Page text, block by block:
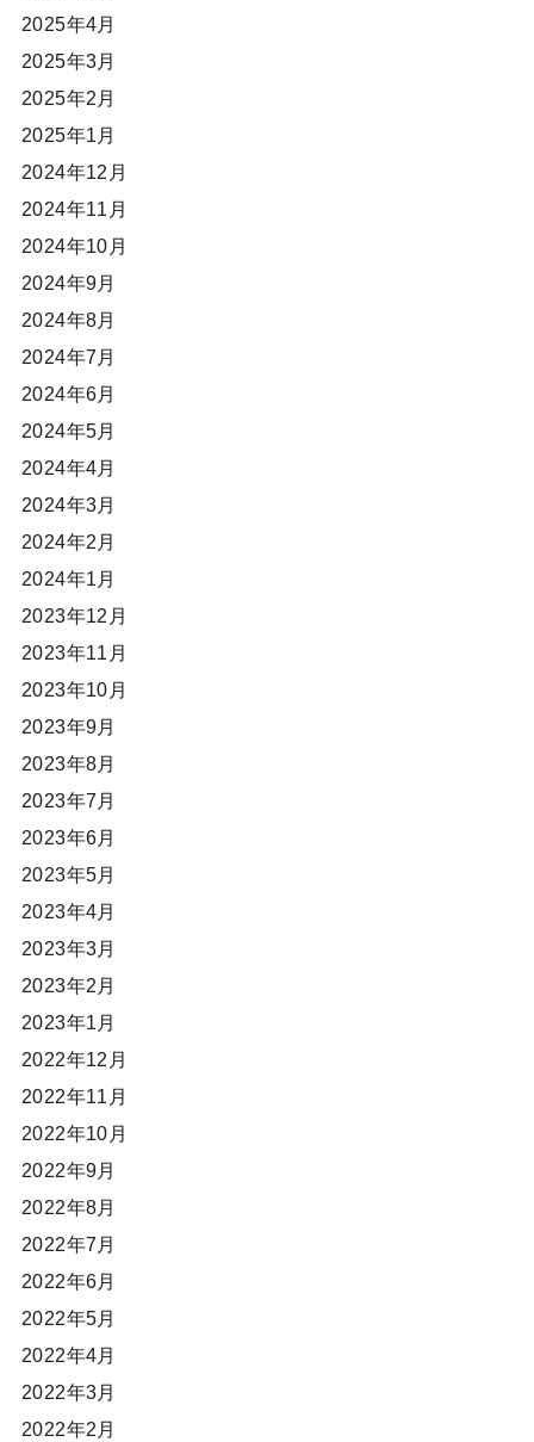
2025年4月
2025年3月
2025年2月
2025年1月
2024年12月
2024年11月
2024年10月
2024年9月
2024年8月
2024年7月
2024年6月
2024年5月
2024年4月
2024年3月
2024年2月
2024年1月
2023年12月
2023年11月
2023年10月
2023年9月
2023年8月
2023年7月
2023年6月
2023年5月
2023年4月
2023年3月
2023年2月
2023年1月
2022年12月
2022年11月
2022年10月
2022年9月
2022年8月
2022年7月
2022年6月
2022年5月
2022年4月
2022年3月
2022年2月